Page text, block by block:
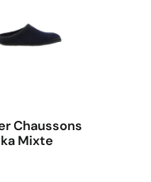
Chaussons
Mixte